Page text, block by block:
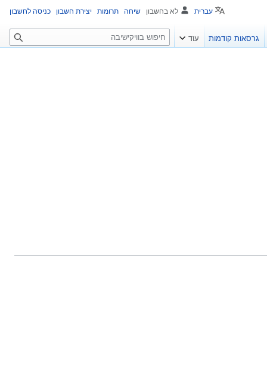
עברית לא בחשבון שיחה תרומות יצירת חשבון כניסה לחשבון
גרסאות קודמות עוד
ח
י